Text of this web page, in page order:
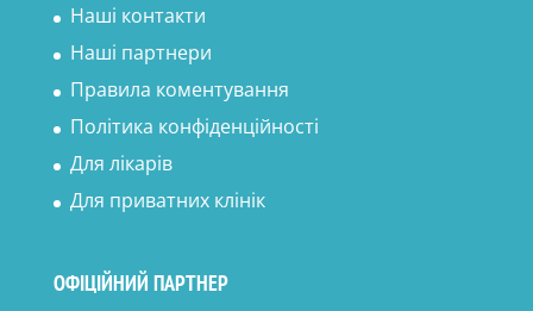
Наші контакти
Наші партнери
Правила коментування
Політика конфіденційності
Для лікарів
Для приватних клінік
ОФІЦІЙНИЙ ПАРТНЕР